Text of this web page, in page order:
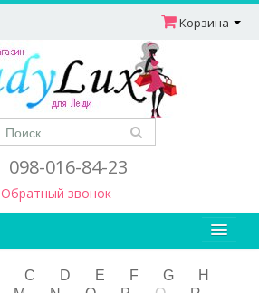
098-016-84-23
Обратный звонок
Корзина
C D E F G
H